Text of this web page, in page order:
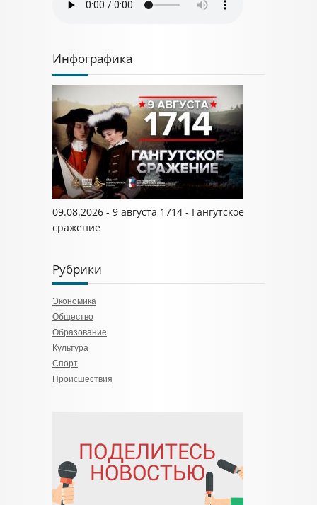
Инфографика
09.08.2026 - 9 августа 1714 - Гангутское
сражение
Рубрики
Экономика
Общество
Образование
Культура
Спорт
Происшествия